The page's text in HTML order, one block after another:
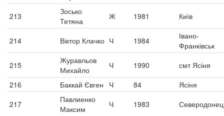
213
Зосько
Тетяна
Ж 1981 Київ
214 Віктор Клачко Ч 1984
Івано-
Франківськ
215
Журавльов
Михайло
Ч 1990
смт Ясіня
216
Баккай Євген Ч 84
Ясіня
217
Павлиенко
Максим
Ч 1983